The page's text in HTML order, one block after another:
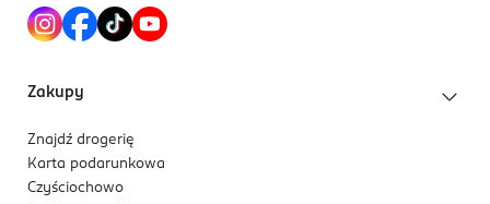
Zakupy
Znajdź drogerię
Karta podarunkowa
Czyściochowo